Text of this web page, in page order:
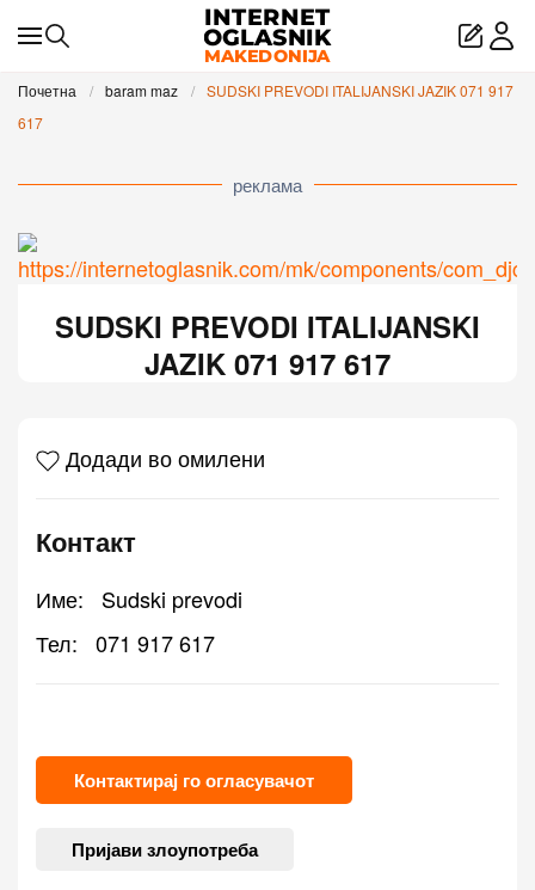
Skip to main content
Почетна baram maz
SUDSKI PREVODI ITALIJANSKI JAZIK 071 917
617
реклама
SUDSKI PREVODI ITALIJANSKI
JAZIK 071 917 617
Додади во омилени
Контакт
Име:
Sudski prevodi
Тел:
071 917 617
Контактирај го огласувачот
Пријави злоупотреба